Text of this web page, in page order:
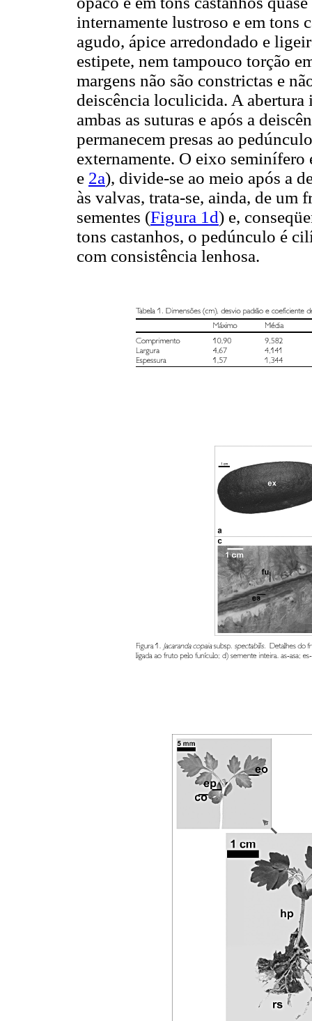
internamente lustroso e em tons
agudo, ápice arredondado e
estipete, nem tampouco torção
margens não são constrictas e
deiscência loculicida. A
ambas as suturas e após a
permanecem presas ao
externamente. O eixo
e 2a), divide-se ao meio após a
às valvas, trata-se, ainda, de um
sementes (Figura 1d) e,
tons castanhos, o pedúnculo é
com consistência lenhosa.